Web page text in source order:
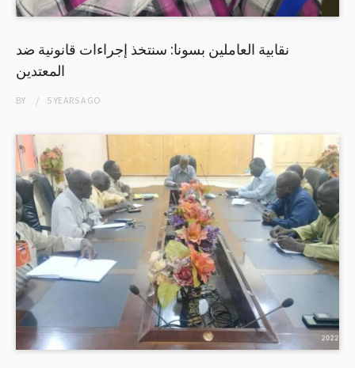
نقابية العاملين بسونا: سنتخذ إجراءات قانونية ضد
المعتدين
BY 5 YEARSAGO